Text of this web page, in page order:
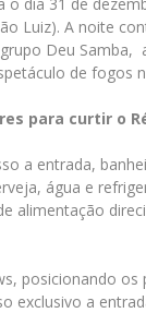
Luiz). A noite
Deu
de fogos
para curtir o
a entrada,
água e
alimentação
posicionando os
exclusivo a